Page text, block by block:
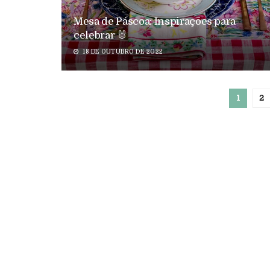
Mesa de Páscoa: Inspirações para
celebrar 🐰
18 DE OUTUBRO DE 2022
1 2